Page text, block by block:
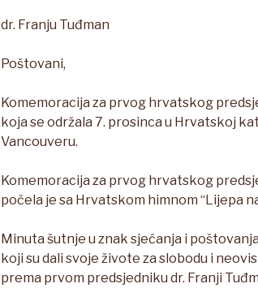
dr. Franju Tuđman
Poštovani,
Komemoracija za prvog hrvatskog
koja se održala 7. prosinca u Hrvatskoj
Vancouveru.
Komemoracija za prvog hrvatskog
počela je sa Hrvatskom himnom “Lijepa
Minuta šutnje u znak sjećanja i
koji su dali svoje živote za slobodu i
prema prvom predsjedniku dr. Franji